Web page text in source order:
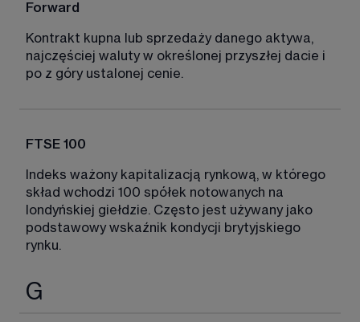
Forward
Kontrakt kupna lub sprzedaży danego aktywa,
najczęściej waluty w określonej przyszłej dacie i
po z góry ustalonej cenie.
FTSE 100
Indeks ważony kapitalizacją rynkową, w którego
skład wchodzi 100 spółek notowanych na
londyńskiej giełdzie. Często jest używany jako
podstawowy wskaźnik kondycji brytyjskiego
rynku.
G